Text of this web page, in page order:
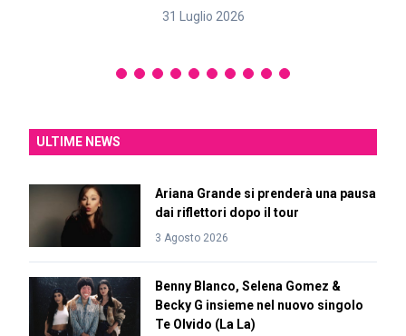
31 Luglio 2026
ULTIME NEWS
Ariana Grande si prenderà una pausa
dai riflettori dopo il tour
3 Agosto 2026
Benny Blanco, Selena Gomez &
Becky G insieme nel nuovo singolo
Te Olvido (La La)